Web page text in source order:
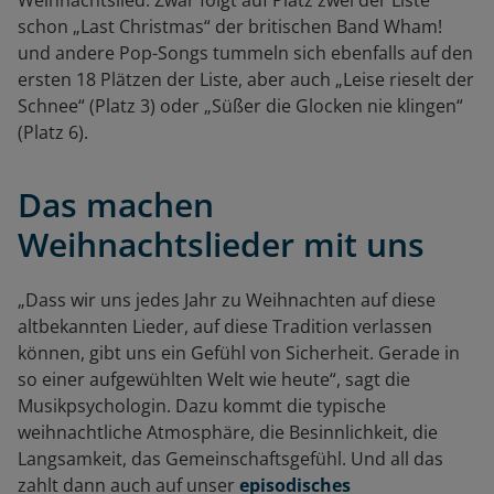
schon „Last Christmas“ der britischen Band Wham!
und andere Pop-Songs tummeln sich ebenfalls auf den
ersten 18 Plätzen der Liste, aber auch „Leise rieselt der
Schnee“ (Platz 3) oder „Süßer die Glocken nie klingen“
(Platz 6).
Das machen
Weihnachtslieder mit uns
„Dass wir uns jedes Jahr zu Weihnachten auf diese
altbekannten Lieder, auf diese Tradition verlassen
können, gibt uns ein Gefühl von Sicherheit. Gerade in
so einer aufgewühlten Welt wie heute“, sagt die
Musikpsychologin. Dazu kommt die typische
weihnachtliche Atmosphäre, die Besinnlichkeit, die
Langsamkeit, das Gemeinschaftsgefühl. Und all das
zahlt dann auch auf unser episodisches